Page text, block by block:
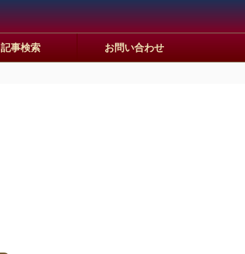
記事検索 お問い合わせ